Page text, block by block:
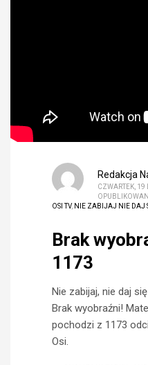
Redakcja
CZWARTEK, 19
OSI TV, NIE ZABIJAJ NIE DAJ
Brak
1173
Nie zabijaj, nie daj
Brak wyobraźni!
pochodzi z 1173
Osi.